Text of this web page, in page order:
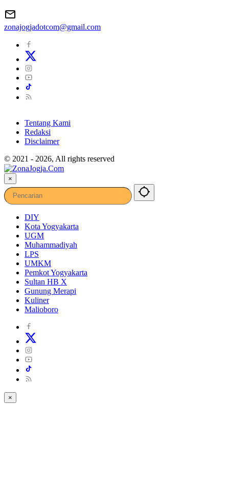
zonajogjadotcom@gmail.com
Tentang Kami
Redaksi
Disclaimer
© 2021 - 2026, All rights reserved
×
DIY
Kota Yogyakarta
UGM
Muhammadiyah
LPS
UMKM
Pemkot Yogyakarta
Sultan HB X
Gunung Merapi
Kuliner
Malioboro
×